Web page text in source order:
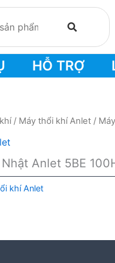
HỖ TRỢ
/ Máy thổi khí Anlet /
Anlet 5BE
khí Anlet